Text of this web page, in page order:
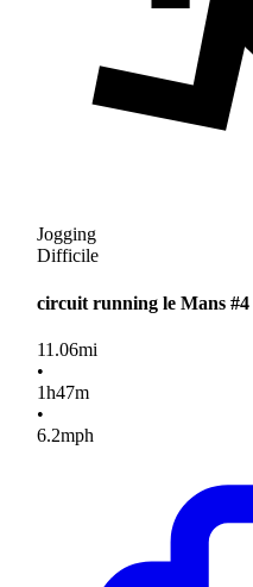
Jogging
Difficile
circuit running le Mans #4
11.06mi
•
1h47m
•
6.2mph